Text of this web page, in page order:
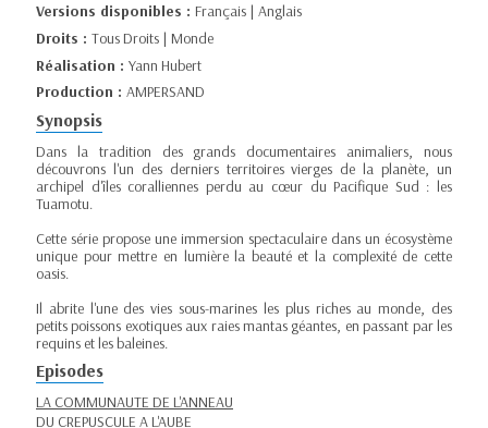
Versions disponibles : Français | Anglais
Droits : Tous Droits | Monde
Réalisation : Yann Hubert
Production : AMPERSAND
Synopsis
Dans la tradition des grands documentaires animaliers, nous
découvrons l'un des derniers territoires vierges de la planète, un
archipel d'îles coralliennes perdu au cœur du Pacifique Sud : les
Tuamotu.
Cette série propose une immersion spectaculaire dans un écosystème
unique pour mettre en lumière la beauté et la complexité de cette
oasis.
Il abrite l'une des vies sous-marines les plus riches au monde, des
petits poissons exotiques aux raies mantas géantes, en passant par les
requins et les baleines.
Episodes
LA COMMUNAUTE DE L'ANNEAU
DU CREPUSCULE A L'AUBE